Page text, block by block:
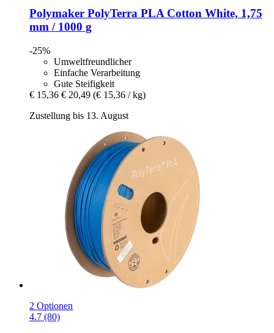
Polymaker PolyTerra PLA Cotton White, 1,75
mm / 1000 g
-25%
Umweltfreundlicher
Einfache Verarbeitung
Gute Steifigkeit
€ 15,36 € 20,49 (€ 15,36 / kg)
Zustellung bis 13. August
2 Optionen
4.7 (80)